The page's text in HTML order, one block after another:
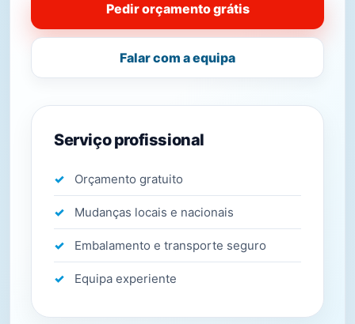
Pedir orçamento grátis
Falar com a equipa
Serviço profissional
Orçamento gratuito
Mudanças locais e nacionais
Embalamento e transporte seguro
Equipa experiente